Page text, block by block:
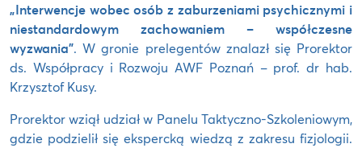
„Interwencje wobec osób z zaburzeniami psychicznymi i
niestandardowym zachowaniem – współczesne
wyzwania”. W gronie prelegentów znalazł się Prorektor
ds. Współpracy i Rozwoju AWF Poznań – prof. dr hab.
Krzysztof Kusy.
Prorektor wziął udział w Panelu Taktyczno-Szkoleniowym,
gdzie podzielił się ekspercką wiedzą z zakresu fizjologii.